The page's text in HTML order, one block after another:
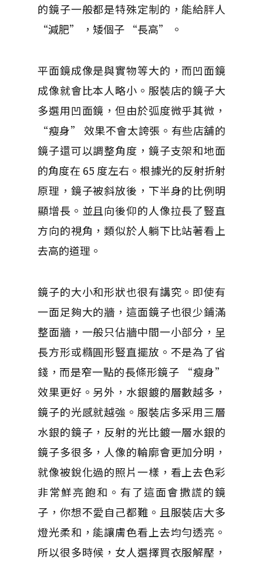
的鏡子一般都是特殊定制的，能給胖人
“減肥” ，矮個子 “長高” 。
平面鏡成像是與實物等大的，而凹面鏡
成像就會比本人略小。服裝店的鏡子大
多選用凹面鏡，但由於弧度微乎其微，
“瘦身” 效果不會太誇張。有些店舖的
鏡子還可以調整角度，鏡子支架和地面
的角度在 65 度左右。根據光的反射折射
原理，鏡子被斜放後，下半身的比例明
顯增長。並且向後仰的人像拉長了豎直
方向的視角，類似於人躺下比站著看上
去高的道理。
鏡子的大小和形狀也很有講究。即使有
一面足夠大的牆，這面鏡子也很少鋪滿
整面牆，一般只佔牆中間一小部分，呈
長方形或橢圓形豎直擺放。不是為了省
錢，而是窄一點的長條形鏡子 “瘦身”
效果更好。另外，水銀鍍的層數越多，
鏡子的光感就越強。服裝店多采用三層
水銀的鏡子，反射的光比鍍一層水銀的
鏡子多很多，人像的輪廓會更加分明，
就像被銳化過的照片一樣，看上去色彩
非常鮮亮飽和。有了這面會撒謊的鏡
子，你想不愛自己都難。且服裝店大多
燈光柔和，能讓膚色看上去均勻透亮。
所以很多時候，女人選擇買衣服解壓，